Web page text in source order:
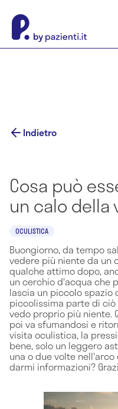
Indietro
Cosa può
un calo della
OCULISTICA
Buongiorno, da tempo
vedere più niente da un
qualche attimo dopo,
un cerchio d'acqua che
lascia un piccolo spazio
piccolissima parte di
vedo proprio più niente.
poi va sfumandosi e
visita oculistica, la
bene, solo un leggero
una o due volte
darmi informazioni?